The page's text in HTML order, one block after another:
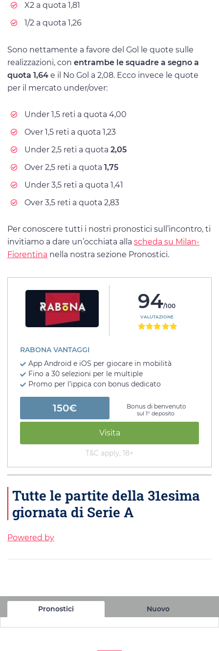
X2 a quota 1,81
1/2 a quota 1,26
Sono nettamente a favore del Gol le quote sulle
realizzazioni, con entrambe le squadre a segno a
quota 1,64 e il No Gol a 2,08. Ecco invece le quote
per il mercato under/over:
Under 1,5 reti a quota 4,00
Over 1,5 reti a quota 1,23
Under 2,5 reti a quota 2,05
Over 2,5 reti a quota 1,75
Under 3,5 reti a quota 1,41
Over 3,5 reti a quota 2,83
Per conoscere tutti i nostri pronostici sull’incontro, ti
invitiamo a dare un’occhiata alla scheda su Milan-
Fiorentina nella nostra sezione Pronostici.
94/100
VALUTAZIONE
RABONA VANTAGGI
App Android e iOS per giocare in mobilità
Fino a 30 selezioni per le multiple
Promo per l’ippica con bonus dedicato
150€ Bonus di benvenuto
sul 1° deposito
Visita
T&C apply, 18+
Tutte le partite della 31esima
giornata di Serie A
Powered by
Pronostici Nuovo